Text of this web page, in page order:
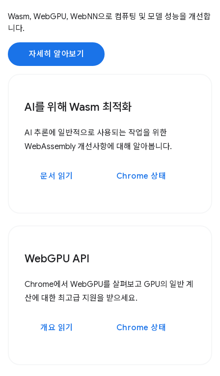
Wasm, WebGPU, WebNN으로 컴퓨팅 및 모델 성능을 개선합
니다.
자세히 알아보기
AI를 위해 Wasm 최적화
AI 추론에 일반적으로 사용되는 작업을 위한
WebAssembly 개선사항에 대해 알아봅니다.
문서 읽기 Chrome 상태
WebGPU API
Chrome에서 WebGPU를 살펴보고 GPU의 일반 계
산에 대한 최고급 지원을 받으세요.
개요 읽기 Chrome 상태